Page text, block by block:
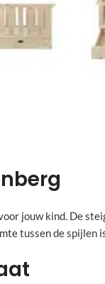
jouw kind. De
tussen de spijlen